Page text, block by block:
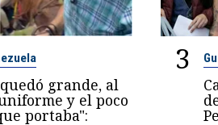
grande, al
y el poco
portaba":
3